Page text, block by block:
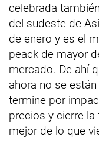
celebrada
del sudeste de
de enero y es el
peack de mayor
mercado. De ahí
ahora no se
termine por
precios y cierre
mejor de lo que